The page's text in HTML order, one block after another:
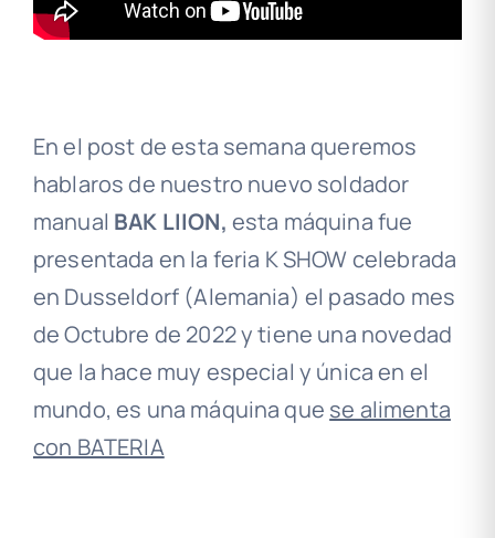
En el post de esta semana queremos
hablaros de nuestro nuevo soldador
manual BAK LIION, esta máquina fue
presentada en la feria K SHOW celebrada
en Dusseldorf (Alemania) el pasado mes
de Octubre de 2022 y tiene una novedad
que la hace muy especial y única en el
mundo, es una máquina que se alimenta
con BATERIA